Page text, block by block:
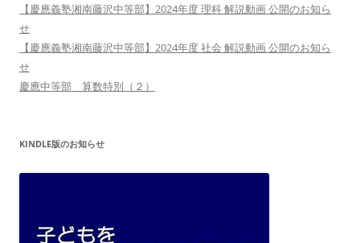
【慶應義塾湘南藤沢中等部】2024年度 理科 解説動画 公開のお知ら
せ
【慶應義塾湘南藤沢中等部】2024年度 社会 解説動画 公開のお知ら
せ
慶應中等部 算数特別（２）
KINDLE版のお知らせ